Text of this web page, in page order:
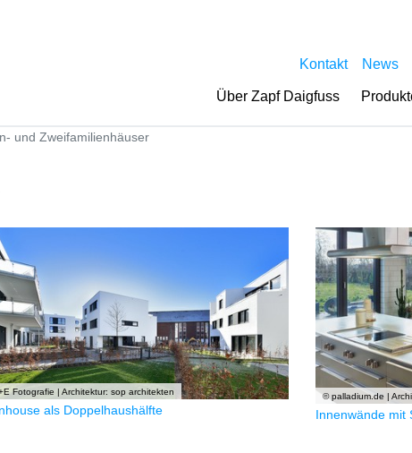
Kontakt News
Über Zapf Daigfuss
und Zweifamilienhäuser
Fotografie | Architektur: sop architekten
als Doppelhaushälfte
© palladium.de |
Innenwände